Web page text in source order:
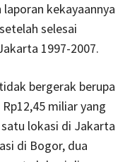
kekayaannya
selesai
1997-2007.
bergerak berupa
miliar yang
lokasi di Jakarta
di Bogor, dua